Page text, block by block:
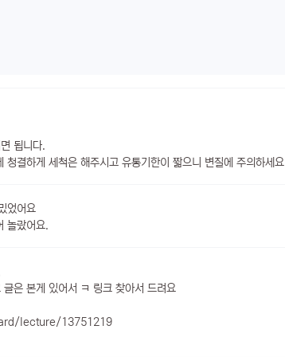
됩니다.
청결하게 세척은 해주시고 유통기한이 짧으니 변질에 주의하세요
었어요
놀랐어요.
은 본게 있어서 ㅋ 링크 찾아서 드려요
lecture/13751219